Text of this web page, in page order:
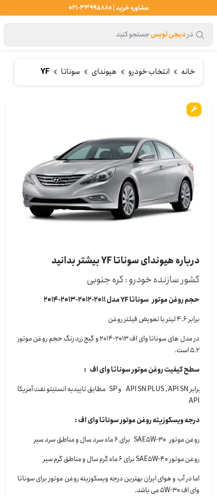
مشاوره خرید | 33995880-021
دردیجی لوبسجستجو کنید
خانه انتخاب خودرو هیوندای سوناتا YF
درباره هیوندای سوناتا YF بیشتر بدانید
کشور سازنده خودرو : كره جنوبی
حجم روغن موتور سوناتا YF مدل 2011-2012-2013-2014
برابر 4.6 لیتر با تعویض فیلتر روغن
در مدل های سوناتا وای اف 2013-2014 و گیج زرد رنگ حجم روغن موتور
5.2 است.
سطح کیفیت روغن موتور سوناتا وای اف :
برابر API SN PLUS , API SN و SP مطابق تاییدیه انستیتو نفت آمریکا
API
درجه ویسکوزیته روغن موتور سوناتا وای اف :
روغن موتور SAE5W-30 برای 6 ماه سرد سال و مناطق سرد سیر
روغن موتور SAE5W-40 برای 6 ماه گرم سال و مناطق گرم سیر
اما در آب و هوای ایران بهترین درجه ویسکوزیته روغن موتور برای سوناتا
وای اف 5W-30 می باشد.